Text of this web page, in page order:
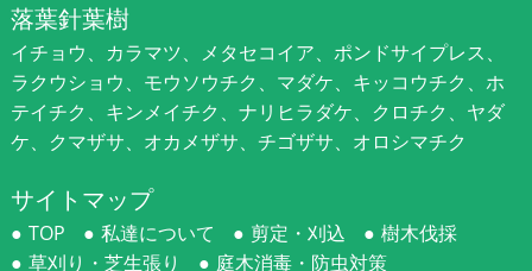
落葉針葉樹
イチョウ、カラマツ、メタセコイア、ポンドサイプレス、
ラクウショウ、モウソウチク、マダケ、キッコウチク、ホ
テイチク、キンメイチク、ナリヒラダケ、クロチク、ヤダ
ケ、クマザサ、オカメザサ、チゴザサ、オロシマチク
サイトマップ
TOP 私達について 剪定・刈込
樹木伐採
草刈り・芝生張り
庭木消毒・防虫対策